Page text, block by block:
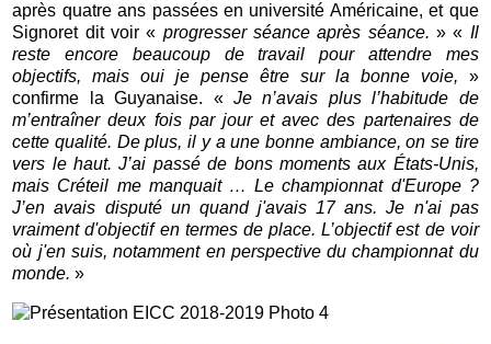
après quatre ans passées en université Américaine, et que
Signoret dit voir « progresser séance après séance.» « Il
reste encore beaucoup de travail pour attendre mes
objectifs, mais oui je pense être sur la bonne voie, »
confirme la Guyanaise. « Je n’avais plus l’habitude de
m’entraîner deux fois par jour et avec des partenaires de
cette qualité. De plus, il y a une bonne ambiance, on se tire
vers le haut. J’ai passé de bons moments aux États-Unis,
mais Créteil me manquait … Le championnat d'Europe ?
J’en avais disputé un quand j'avais 17 ans. Je n'ai pas
vraiment d'objectif en termes de place. L’objectif est de voir
où j'en suis, notamment en perspective du championnat du
monde.»